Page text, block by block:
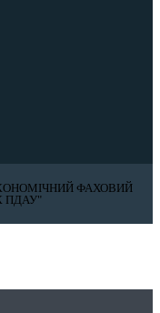
ФАХОВИЙ
ПДАУ"